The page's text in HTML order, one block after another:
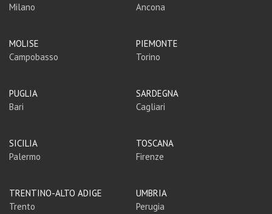
Milano
Ancona
MOLISE
Campobasso
PIEMONTE
Torino
PUGLIA
Bari
SARDEGNA
Cagliari
SICILIA
Palermo
TOSCANA
Firenze
TRENTINO-ALTO ADIGE
Trento
UMBRIA
Perugia